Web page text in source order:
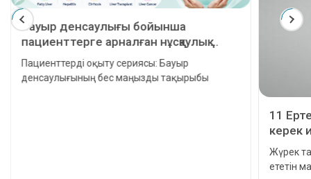
Бауыр денсаулығы бойынша
пациенттерге арналған нұсқаулық:
Майлы бауыр, гепатит, цирроз, бауыр
трансплантациясы және бауыр рагы
Пациенттерді оқыту сериясы: Бауыр
денсаулығының бес маңызды тақырыбы
11
керек
Жүрек
ететін